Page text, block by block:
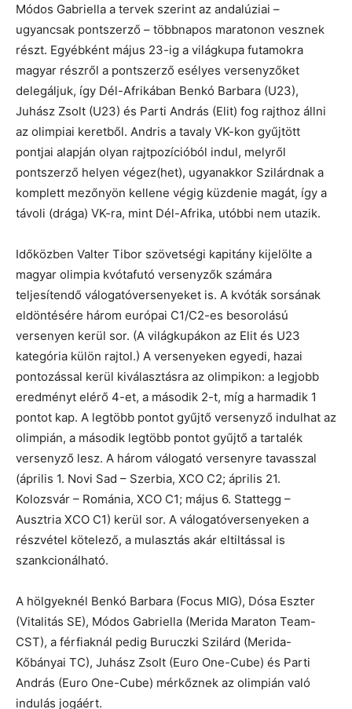
Módos Gabriella a tervek szerint az andalúziai –
ugyancsak pontszerző – többnapos maratonon vesznek
részt. Egyébként május 23-ig a világkupa futamokra
magyar részről a pontszerző esélyes versenyzőket
delegáljuk, így Dél-Afrikában Benkó Barbara (U23),
Juhász Zsolt (U23) és Parti András (Elit) fog rajthoz állni
az olimpiai keretből. Andris a tavaly VK-kon gyűjtött
pontjai alapján olyan rajtpozícióból indul, melyről
pontszerző helyen végez(het), ugyanakkor Szilárdnak a
komplett mezőnyön kellene végig küzdenie magát, így a
távoli (drága) VK-ra, mint Dél-Afrika, utóbbi nem utazik.
Időközben Valter Tibor szövetségi kapitány kijelölte a
magyar olimpia kvótafutó versenyzők számára
teljesítendő válogatóversenyeket is. A kvóták sorsának
eldöntésére három európai C1/C2-es besorolású
versenyen kerül sor. (A világkupákon az Elit és U23
kategória külön rajtol.) A versenyeken egyedi, hazai
pontozással kerül kiválasztásra az olimpikon: a legjobb
eredményt elérő 4-et, a második 2-t, míg a harmadik 1
pontot kap. A legtöbb pontot gyűjtő versenyző indulhat az
olimpián, a második legtöbb pontot gyűjtő a tartalék
versenyző lesz. A három válogató versenyre tavasszal
(április 1. Novi Sad – Szerbia, XCO C2; április 21.
Kolozsvár – Románia, XCO C1; május 6. Stattegg –
Ausztria XCO C1) kerül sor. A válogatóversenyeken a
részvétel kötelező, a mulasztás akár eltiltással is
szankcionálható.
A hölgyeknél Benkó Barbara (Focus MIG), Dósa Eszter
(Vitalitás SE), Módos Gabriella (Merida Maraton Team-
CST), a férfiaknál pedig Buruczki Szilárd (Merida-
Kőbányai TC), Juhász Zsolt (Euro One-Cube) és Parti
András (Euro One-Cube) mérkőznek az olimpián való
indulás jogáért.